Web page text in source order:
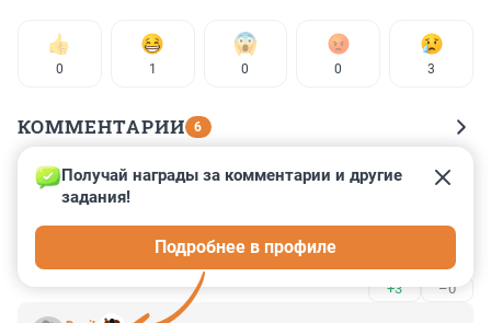
0 1 0 0 3
КОММЕНТАРИИ 6
Гость
16 апреля 2025, 12:17
Наталья Акимова - огромный талант, гениальная
+3 –0
Получай награды за комментарии и другие
задания!
Подробнее в профиле